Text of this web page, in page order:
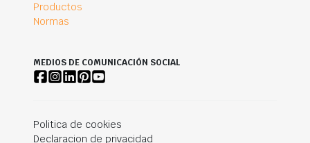
Productos
Normas
MEDIOS DE COMUNICACIÓN SOCIAL
Politica de cookies
Declaracion de privacidad